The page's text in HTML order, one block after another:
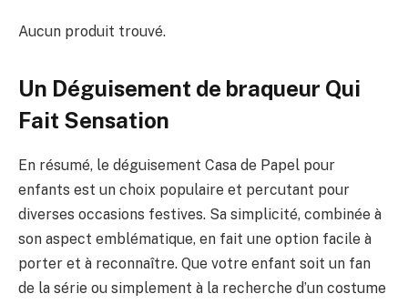
Aucun produit trouvé.
Un Déguisement de braqueur Qui
Fait Sensation
En résumé, le déguisement Casa de Papel pour
enfants est un choix populaire et percutant pour
diverses occasions festives. Sa simplicité, combinée à
son aspect emblématique, en fait une option facile à
porter et à reconnaître. Que votre enfant soit un fan
de la série ou simplement à la recherche d’un costume